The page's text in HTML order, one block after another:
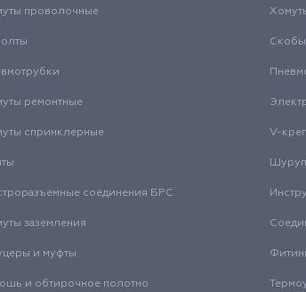
проволочные
Скобы
ремонтные
спринклерные V-
соединения БРС
заземления
и муфты
и обтирочное полотно